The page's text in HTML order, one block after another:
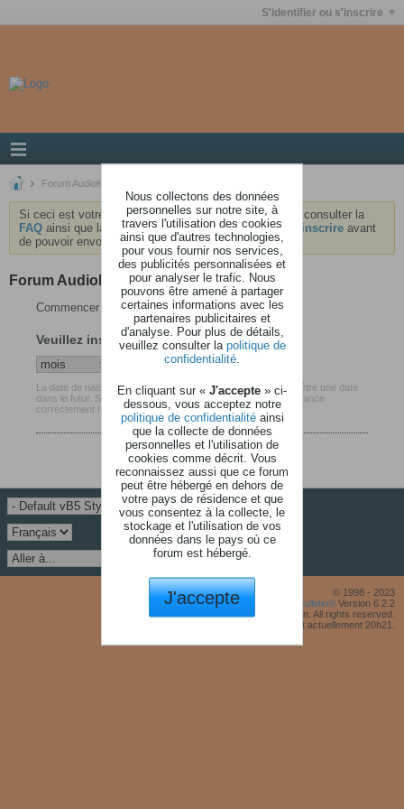
S'identifier ou s'inscrire
Forum AudioKeys
Si ceci est votre première visite, nous vous invitons à consulter la
FAQ ainsi que la chartedu forum . Vous devrez vous inscrire avant
de pouvoir envoyer des messages.
Forum AudioKeys
Commencer votre inscription
Veuillez insérer votre date de naissance
La date de naissance que vous avez renseigné ne peut pas être une date
dans le futur. Soyez certain d'avoir inséré votre date de naissance
correctement !
© 1998 - 2023
Powered by
vBulletin® Version 6.2.2
Copyright © 2026 MH Sub I, LLC dba vBulletin. All rights reserved.
Fuseau horaire GMT +1. Il est actuellement 20h21.
Nous collectons des données
personnelles sur notre site, à
travers l'utilisation des cookies
ainsi que d'autres technologies,
pour vous fournir nos services,
des publicités personnalisées et
pour analyser le trafic. Nous
pouvons être amené à partager
certaines informations avec les
partenaires publicitaires et
d'analyse. Pour plus de détails,
veuillez consulter la politique de
confidentialité
En cliquant sur « J'accepte » ci-
dessous, vous acceptez notre
politique de confidentialitéainsi
que la collecte de données
personnelles et l'utilisation de
cookies comme décrit. Vous
reconnaissez aussi que ce forum
peut être hébergé en dehors de
votre pays de résidence et que
vous consentez à la collecte, le
stockage et l'utilisation de vos
données dans le pays où ce
forum est hébergé.
J'accepte